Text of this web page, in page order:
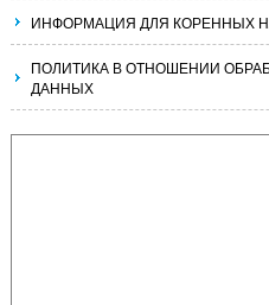
ИНФОРМАЦИЯ ДЛЯ КОРЕННЫХ
ПОЛИТИКА В ОТНОШЕНИИ
ДАННЫХ